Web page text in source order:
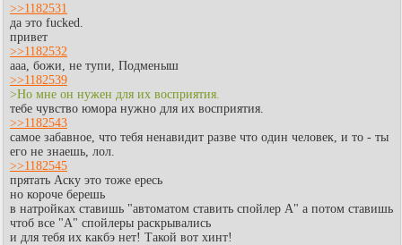
>>1182531
да это fucked.
привет
>>1182532
ааа, божи, не тупи, Подменыш
>>1182539
>Но мне он нужен для их восприятия.
тебе чувство юмора нужно для их восприятия.
>>1182543
самое забавное, что тебя ненавидит разве что один человек, и то - ты
его не знаешь, лол.
>>1182545
прятать Аску это тоже ересь
но короче берешь
в натройках ставишь "автоматом ставить спойлер А" а потом ставишь
чтоб все "А" спойлеры раскрывались
и для тебя их какбэ нет! Такой вот хинт!